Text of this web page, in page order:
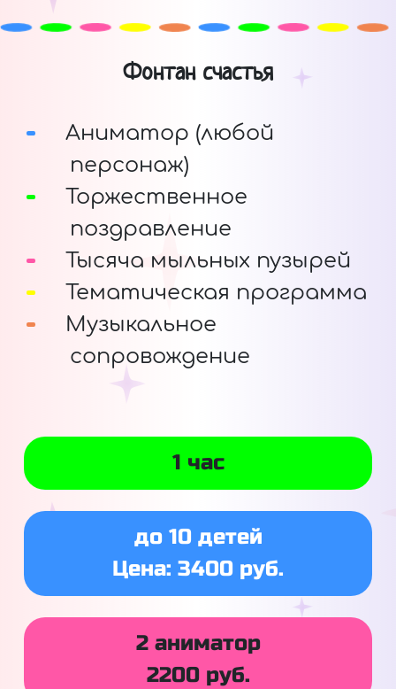
Фонтан счастья
Аниматор (любой
персонаж)
Торжественное
поздравление
Тысяча мыльных пузырей
Тематическая программа
Музыкальное
сопровождение
1 час
до 10 детей
Цена: 3400 руб.
2 аниматор
2200 руб.